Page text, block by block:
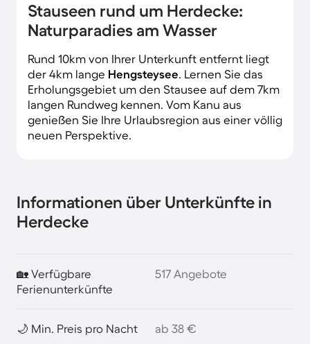
Stauseen rund um Herdecke:
Naturparadies am Wasser
Rund 10km von Ihrer Unterkunft entfernt liegt
der 4km lange Hengsteysee. Lernen Sie das
Erholungsgebiet um den Stausee auf dem 7km
langen Rundweg kennen. Vom Kanu aus
genießen Sie Ihre Urlaubsregion aus einer völlig
neuen Perspektive.
Informationen über Unterkünfte in
Herdecke
🏡 Verfügbare
Ferienunterkünfte
517 Angebote
🌙 Min. Preis pro Nacht ab 38 €